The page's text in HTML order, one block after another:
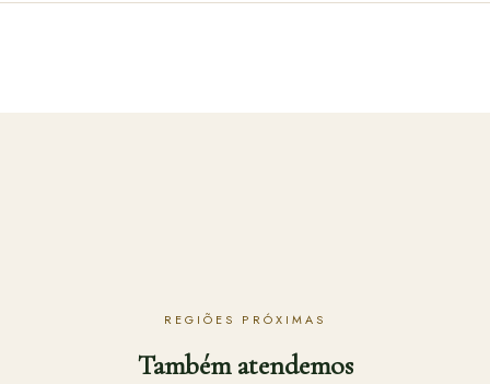
REGIÕES PRÓXIMAS
Também atendemos